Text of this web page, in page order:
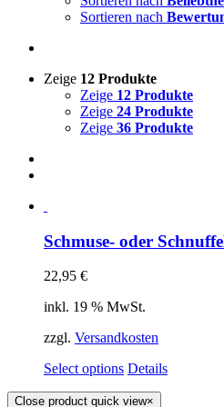
Sortieren nach
Zeige 12 Produkte
Zeige 12 Produkte
Zeige 24 Produkte
Zeige 36 Produkte
Schmuse- oder
22,95 €
inkl. 19 % MwSt.
zzgl. Versandkosten
Select options Details
Close product quick view×